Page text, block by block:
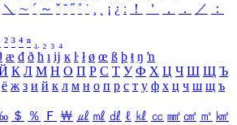
＼ ∼ ´ ～ ˇ ˘ ˝ ˚ ˙ ¸ ¡ ¿ ː ！ ＇ ， ． ／
：
² ³ ⁴ ⁿ ₁ ₂ ₃ ₄
æ đ ð ħ ı ĳ ĸ ŀ ł ø œ ß þ ŧ ŋ ŉ
К Л М Н О П Р С Т У Ф Х Ц Ч Ш Щ Ъ
ё ж з и й к л м н о п р с т у ф х ц ч ш щ ъ
＄ ％ Ｆ ￦ ㎕ ㎖ ㎗ ℓ ㎘ ㏄ ㎣ ㎤ ㎥ ㎦